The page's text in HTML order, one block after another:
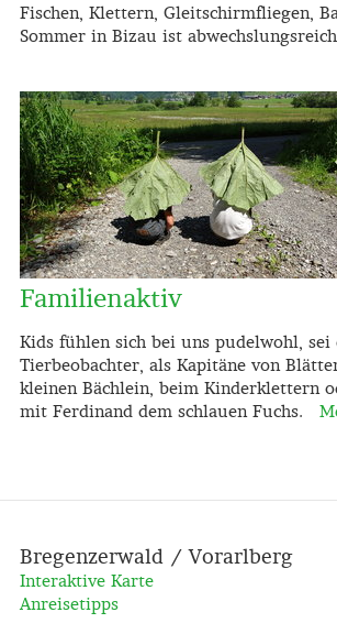
Fischen, Klettern, Gleitschirmfliegen,
Sommer in Bizau ist
Familienaktiv
Kids fühlen sich bei uns pudelwohl, sei
Tierbeobachter, als Kapitäne von
kleinen Bächlein, beim Kinderklettern
mit Ferdinand dem schlauen Fuchs.
Bregenzerwald / Vorarlberg
Interaktive Karte
Anreisetipps